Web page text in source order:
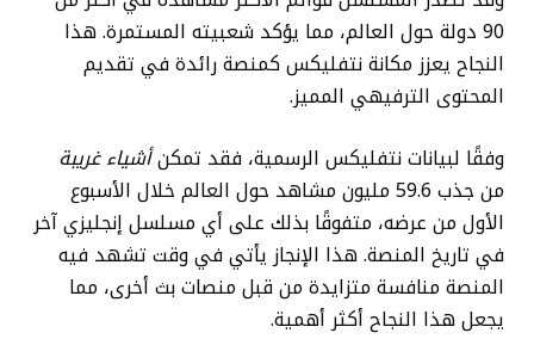
90 دولة حول العالم، مما يؤكد شعبيته المستمرة. هذا
النجاح يعزز مكانة نتفليكس كمنصة رائدة في تقديم
المحتوى الترفيهي المميز.
وفقًا لبيانات نتفليكس الرسمية، فقد تمكنأشياء غريبة
من جذب 59.6 مليون مشاهد حول العالم خلال الأسبوع
الأول من عرضه، متفوقًا بذلك على أي مسلسل إنجليزي آخر
في تاريخ المنصة. هذا الإنجاز يأتي في وقت تشهد فيه
المنصة منافسة متزايدة من قبل منصات بث أخرى، مما
يجعل هذا النجاح أكثر أهمية.